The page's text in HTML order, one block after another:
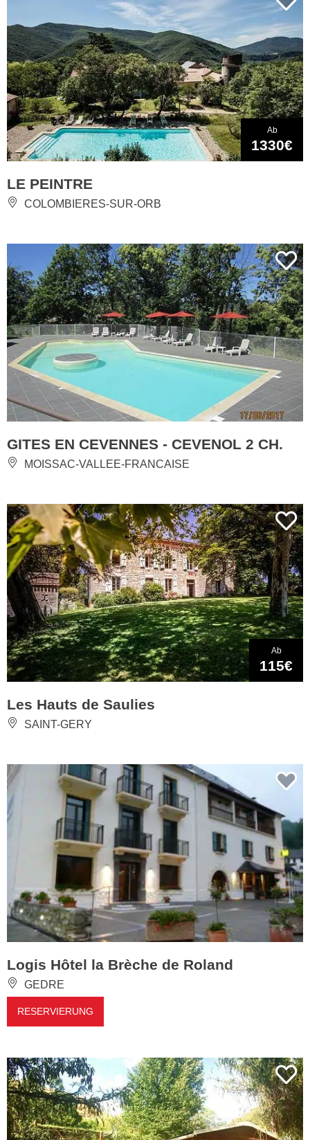
Ab
1330€
LE PEINTRE
COLOMBIERES-SUR-ORB
GITES EN CEVENNES - CEVENOL 2 CH.
MOISSAC-VALLEE-FRANCAISE
Ab
115€
Les Hauts de Saulies
SAINT-GERY
Logis Hôtel la Brèche de Roland
GEDRE
RESERVIERUNG